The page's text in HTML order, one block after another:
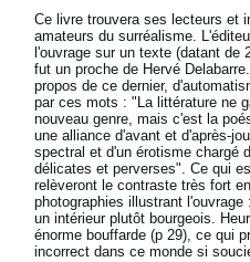
Ce livre trouvera ses lecteurs et
amateurs du surréalisme.
l'ouvrage sur un texte (datant de
fut un proche de Hervé
propos de ce dernier,
par ces mots : "La littérature ne
nouveau genre, mais c'est la
une alliance d'avant et d'après-
spectral et d'un érotisme chargé
délicates et perverses". Ce qui
relèveront le contraste très fort
photographies illustrant
un intérieur plutôt bourgeois.
énorme bouffarde (p 29), ce qui
incorrect dans ce monde si